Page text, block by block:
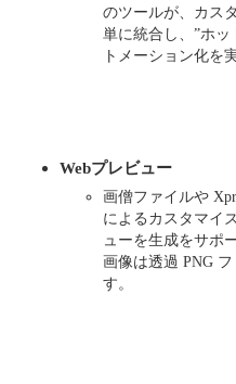
のツールが、カス
単に統合し、”ホ
トメーション化を
Webプレビュー
画僧ファイルや
によるカスタマイ
ューを生成をサポ
画像は透過 PNG
す。